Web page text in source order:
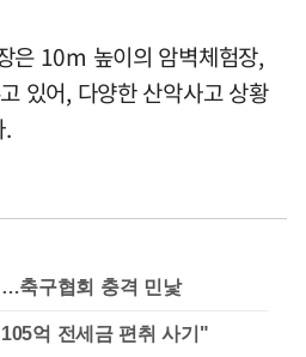
은 10m 높이의 암벽체험장,
있어, 다양한 산악사고 상황
.
축구협회 충격 민낯
억 전세금 편취 사기"